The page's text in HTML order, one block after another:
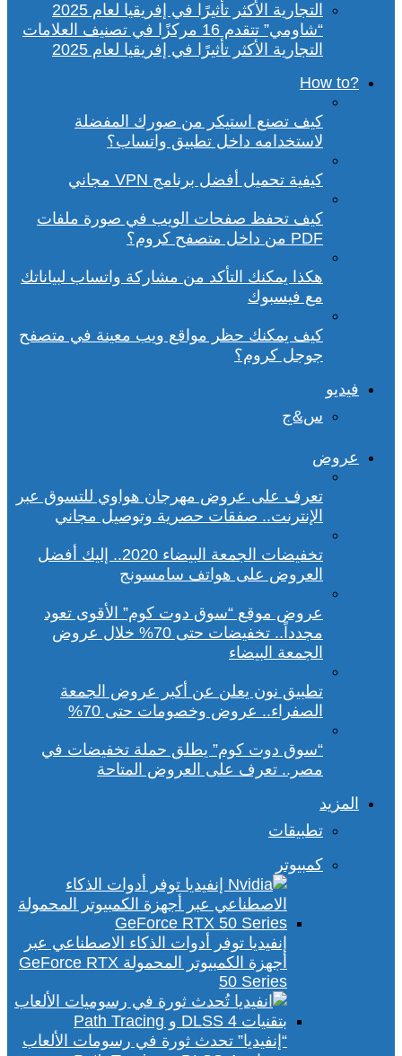
“شاومي” تتقدم 16 مركزًا في تصنيف العلامات
التجارية الأكثر تأثيرًا في إفريقيا لعام 2025
?How to
كيف تصنع استيكر من صورك المفضلة
لاستخدامه داخل تطبيق واتساب؟
كيفية تحميل أفضل برنامج VPN مجاني
كيف تحفظ صفحات الويب في صورة ملفات
PDF من داخل متصفح كروم؟
هكذا يمكنك التأكد من مشاركة واتساب لبياناتك
مع فيسبوك
كيف يمكنك حظر مواقع ويب معينة في متصفح
جوجل كروم؟
فيديو
س&ج
عروض
تعرف على عروض مهرجان هواوي للتسوق عبر
الإنترنت.. صفقات حصرية وتوصيل مجاني
تخفيضات الجمعة البيضاء 2020.. إليك أفضل
العروض على هواتف سامسونج
عروض موقع “سوق دوت كوم” الأقوى تعود
مجدداً.. تخفيضات حتى 70% خلال عروض
الجمعة البيضاء
تطبيق نون يعلن عن أكبر عروض الجمعة
الصفراء.. عروض وخصومات حتى 70%
“سوق دوت كوم” يطلق حملة تخفيضات في
مصر.. تعرف على العروض المتاحة
المزيد
تطبيقات
كمبيوتر
إنفيديا توفر أدوات الذكاء الاصطناعي عبر
أجهزة الكمبيوتر المحمولة GeForce RTX
50 Series
“إنفيديا” تحدث ثورة في رسومات الألعاب